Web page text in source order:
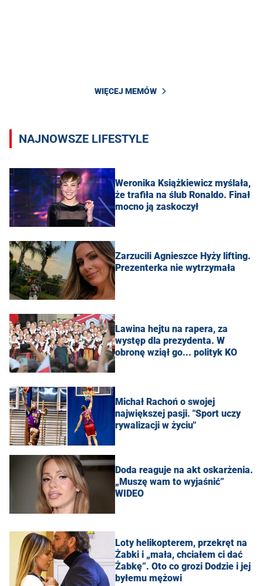
WIĘCEJ MEMÓW
NAJNOWSZE LIFESTYLE
Weronika Książkiewicz myślała,
że trafiła na ślub Ronaldo. Finał
mocno ją zaskoczył
Zarzucili Agnieszce Hyży lifting.
Prezenterka nie wytrzymała
Lawina hejtu na rapera, za
występ dla prezydenta. W
obronę wziął go... polityk KO
Michał Rachoń o swojej
największej pasji. "Sport uczy
rywalizacji w życiu"
Doda reaguje na akt oskarżenia.
„Muszę wam to wyjaśnić”
WIDEO
Loty helikopterem, przekręt na
Żabki i „mała, chciałem ci dać
Żabkę”. Oto co grozi Dodzie i jej
byłemu mężowi